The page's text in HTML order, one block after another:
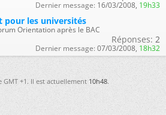
Dernier message: 16/03/2008, 19h33
pour les universités
Orientation après le BAC
Réponses: 2
Dernier message: 07/03/2008, 18h32
GMT +1. Il est actuellement10h48.